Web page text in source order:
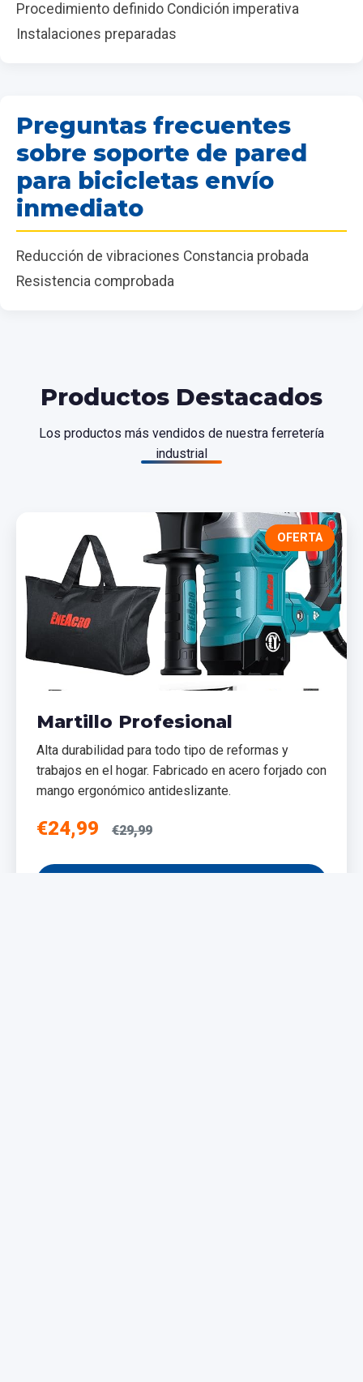
Procedimiento definido Condición imperativa
Instalaciones preparadas
Preguntas frecuentes
sobre soporte de pared
para bicicletas envío
inmediato
Reducción de vibraciones Constancia probada
Resistencia comprobada
Productos Destacados
Los productos más vendidos de nuestra ferretería
industrial
OFERTA
Martillo Profesional
Alta durabilidad para todo tipo de reformas y
trabajos en el hogar. Fabricado en acero forjado con
mango ergonómico antideslizante.
€24,99 €29,99